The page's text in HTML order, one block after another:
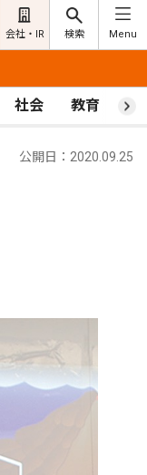
会社・IR 検索 Menu
社会 教育 ス
公開日：2020.09.25